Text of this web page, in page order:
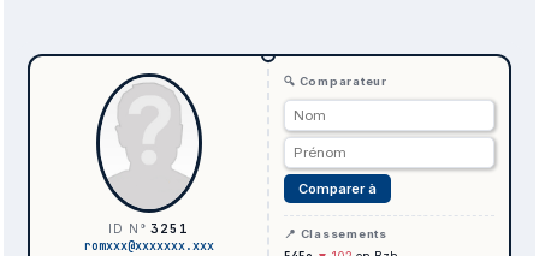
ID N°3251
romxxx@xxxxxxx.xxx
🔍 Comparateur
Comparer à
📍 Classements